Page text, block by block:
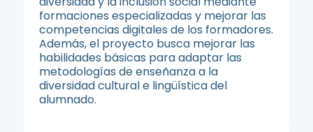
formaciones especializadas y mejorar las
competencias digitales de los formadores.
Además, el proyecto busca mejorar las
habilidades básicas para adaptar las
metodologías de enseñanza a la
diversidad cultural e lingüística del
alumnado.